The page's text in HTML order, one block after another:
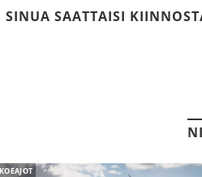
SINUA SAATTAISI
KOEAJOT